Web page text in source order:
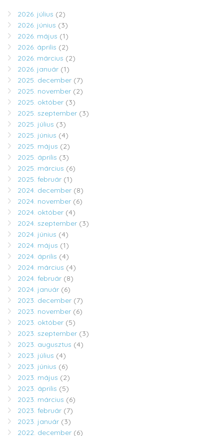
2026. július (2)
2026. június (3)
2026. május (1)
2026. április (2)
2026. március (2)
2026. január (1)
2025. december (7)
2025. november (2)
2025. október (3)
2025. szeptember (3)
2025. július (3)
2025. június (4)
2025. május (2)
2025. április (3)
2025. március (6)
2025. február (1)
2024. december (8)
2024. november (6)
2024. október (4)
2024. szeptember (3)
2024. június (4)
2024. május (1)
2024. április (4)
2024. március (4)
2024. február (8)
2024. január (6)
2023. december (7)
2023. november (6)
2023. október (5)
2023. szeptember (3)
2023. augusztus (4)
2023. július (4)
2023. június (6)
2023. május (2)
2023. április (5)
2023. március (6)
2023. február (7)
2023. január (3)
2022. december (6)